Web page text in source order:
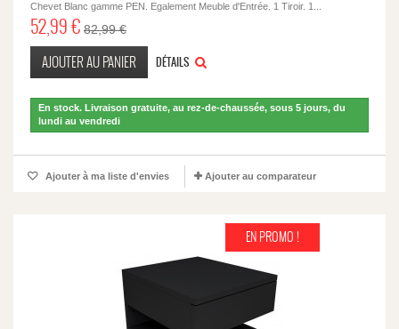
Chevet Blanc gamme PEN. Egalement Meuble d'Entrée. 1 Tiroir. 1...
52,99 € 82,99 €
AJOUTER AU PANIER DÉTAILS
En stock. Livraison gratuite, au rez-de-chaussée, sous 5 jours, du
lundi au vendredi
Ajouter à ma liste d'envies Ajouter au comparateur
EN PROMO !